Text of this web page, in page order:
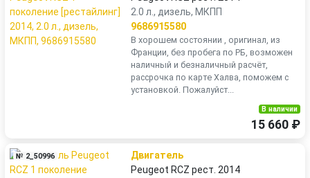
2.0 л., дизель, МКПП
9686915580
В хорошем состоянии , оригинал, из
Франции, без пробега по РБ, возможен
наличный и безналичный расчёт,
рассрочка по карте Халва, поможем с
установкой. Пожалуйст...
В наличии
15 660 ₽
№ 2_50996
Двигатель
Peugeot RCZ рест. 2014